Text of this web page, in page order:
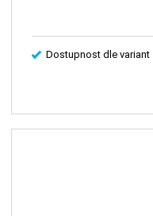
Dostupnost dle variant